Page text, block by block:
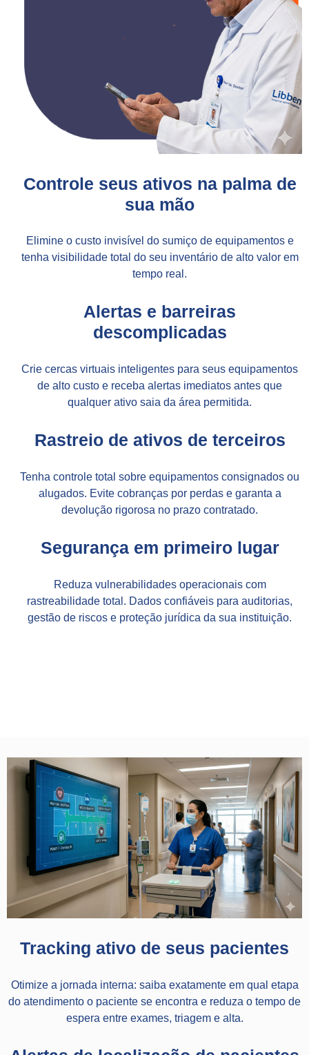
Controle seus ativos na palma de
sua mão
Elimine o custo invisível do sumiço de equipamentos e
tenha visibilidade total do seu inventário de alto valor em
tempo real.
Alertas e barreiras
descomplicadas
Crie cercas virtuais inteligentes para seus equipamentos
de alto custo e receba alertas imediatos antes que
qualquer ativo saia da área permitida.
Rastreio de ativos de terceiros
Tenha controle total sobre equipamentos consignados ou
alugados. Evite cobranças por perdas e garanta a
devolução rigorosa no prazo contratado.
Segurança em primeiro lugar
Reduza vulnerabilidades operacionais com
rastreabilidade total. Dados confiáveis para auditorias,
gestão de riscos e proteção jurídica da sua instituição.
Tracking ativo de seus pacientes
Otimize a jornada interna: saiba exatamente em qual etapa
do atendimento o paciente se encontra e reduza o tempo de
espera entre exames, triagem e alta.